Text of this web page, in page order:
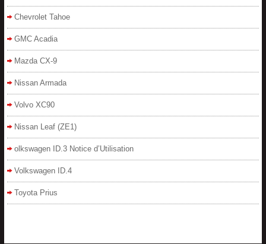
Chevrolet Tahoe
GMC Acadia
Mazda CX-9
Nissan Armada
Volvo XC90
Nissan Leaf (ZE1)
olkswagen ID.3 Notice d’Utilisation
Volkswagen ID.4
Toyota Prius